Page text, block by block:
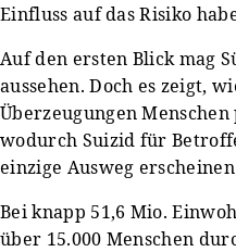
Einfluss auf das Risiko
Auf den ersten Blick mag
aussehen. Doch es zeigt,
Überzeugungen
wodurch Suizid für
einzige Ausweg
Bei knapp 51,6 Mio.
über 15.000 Menschen